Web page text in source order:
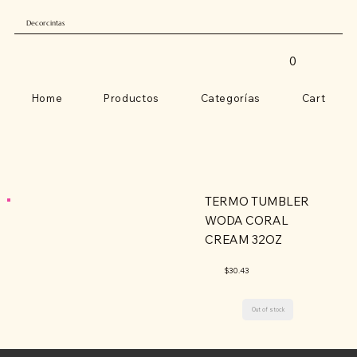
Decorcintas
Home Productos Categorías Cart
0
Out of stock
TERMO TUMBLER
WODA CORAL
CREAM 32OZ
$30.43